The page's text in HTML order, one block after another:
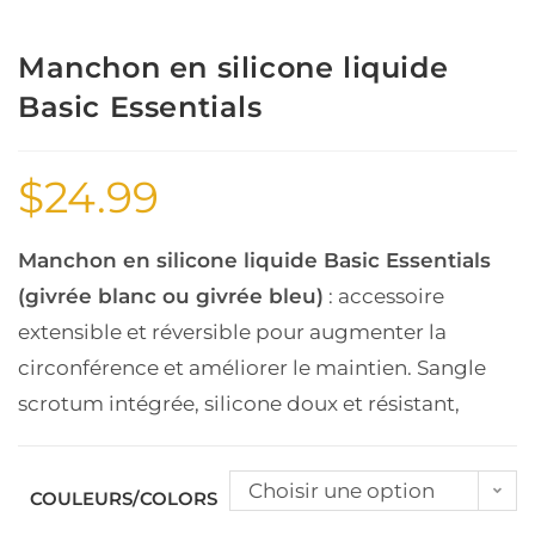
Manchon en silicone liquide
Basic Essentials
$24.99
Manchon en silicone liquide Basic Essentials
(givrée blanc ou givrée bleu) : accessoire
extensible et réversible pour augmenter la
circonférence et améliorer le maintien. Sangle
scrotum intégrée, silicone doux et résistant,
COULEURS/COLORS Choisir une option